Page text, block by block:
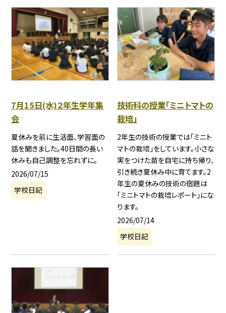
7月15日(水)２年生学年集
会
夏休みを前に生活面、学習面の
話を聞きました。40日間の長い
休みも自己調整を忘れずに。
2026/07/15
学校日記
技術科の授業「ミニトマトの
栽培」
2年生の技術の授業では「ミニト
マトの栽培」をしています。小さな
実をつけた苗を自宅に持ち帰り、
引き続き夏休み中に育てます。2
年生の夏休みの技術の宿題は
「ミニトマトの栽培レポート」にな
ります。
2026/07/14
学校日記